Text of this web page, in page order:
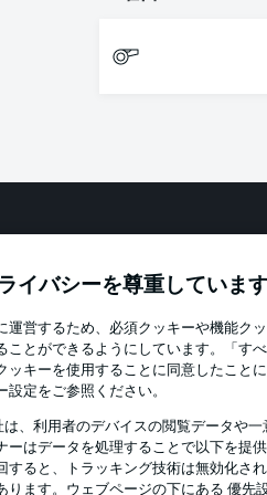
meant to be
イバシーを尊重していま
運営するため、必須クッキーや機能ク
ことができるようにしています。「す
ッキーを使用することに同意したこと
設定をご参照ください。
は、利用者のデバイスの閲覧データや
ーはデータを処理することで以下を提
すると、トラッキング技術は無効化さ
ります。ウェブページの下にある 優